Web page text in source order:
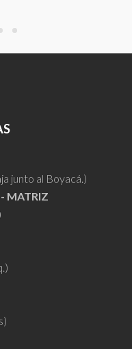
junto al Boyacá.)
MATRIZ